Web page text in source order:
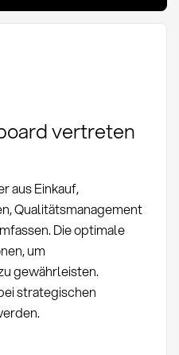
vertreten
aus Einkauf,
Qualitätsmanagement
Die optimale
um
gewährleisten.
strategischen